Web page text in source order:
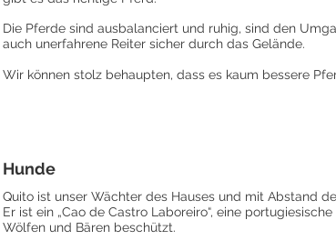
Die Pferde sind ausbalanciert und ruhig, sind den
auch unerfahrene Reiter sicher durch das Gelände.
Wir können stolz behaupten, dass es kaum bessere
Hunde
Quito ist unser Wächter des Hauses und mit Abstand
Er ist ein „Cao de Castro Laboreiro“, eine
Wölfen und Bären beschützt.